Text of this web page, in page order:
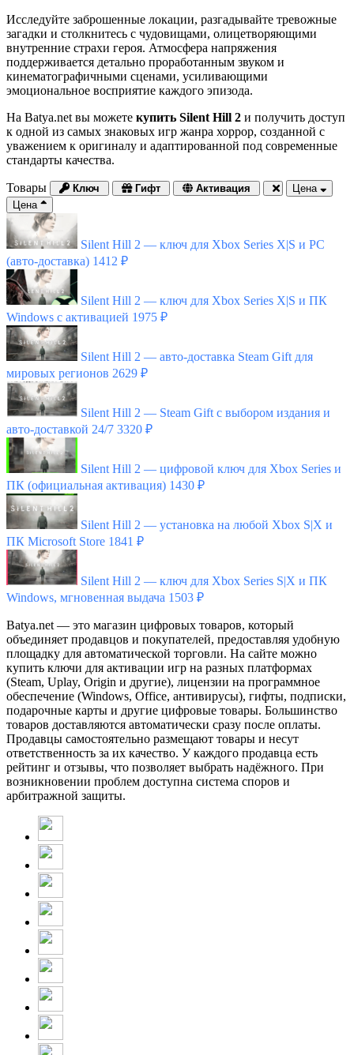
Исследуйте заброшенные локации, разгадывайте тревожные
загадки и столкнитесь с чудовищами, олицетворяющими
внутренние страхи героя. Атмосфера напряжения
поддерживается детально проработанным звуком и
кинематографичными сценами, усиливающими
эмоциональное восприятие каждого эпизода.
На Batya.net вы можете купить Silent Hill 2 и получить доступ
к одной из самых знаковых игр жанра хоррор, созданной с
уважением к оригиналу и адаптированной под современные
стандарты качества.
Товары Ключ Гифт Активация
Цена
Цена
Silent Hill 2 — ключ для Xbox Series X|S и PC
(авто-доставка) 1412 ₽
Silent Hill 2 — ключ для Xbox Series X|S и ПК
Windows с активацией 1975 ₽
Silent Hill 2 — авто-доставка Steam Gift для
мировых регионов 2629 ₽
Silent Hill 2 — Steam Gift с выбором издания и
авто-доставкой 24/7 3320 ₽
Silent Hill 2 — цифровой ключ для Xbox Series и
ПК (официальная активация) 1430 ₽
Silent Hill 2 — установка на любой Xbox S|X и
ПК Microsoft Store 1841 ₽
Silent Hill 2 — ключ для Xbox Series S|X и ПК
Windows, мгновенная выдача 1503 ₽
Batya.net — это магазин цифровых товаров, который
объединяет продавцов и покупателей, предоставляя удобную
площадку для автоматической торговли. На сайте можно
купить ключи для активации игр на разных платформах
(Steam, Uplay, Origin и другие), лицензии на программное
обеспечение (Windows, Office, антивирусы), гифты, подписки,
подарочные карты и другие цифровые товары. Большинство
товаров доставляются автоматически сразу после оплаты.
Продавцы самостоятельно размещают товары и несут
ответственность за их качество. У каждого продавца есть
рейтинг и отзывы, что позволяет выбрать надёжного. При
возникновении проблем доступна система споров и
арбитражной защиты.